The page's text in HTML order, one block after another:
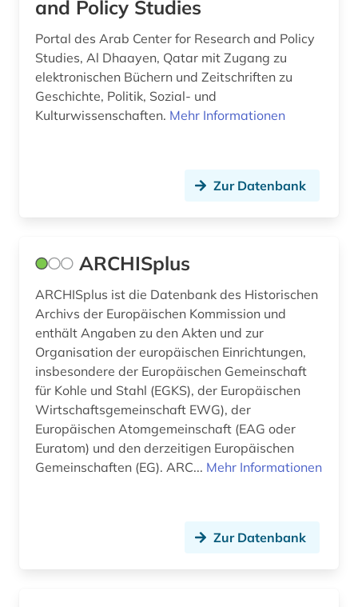
literatur 1543-1945 (1)
literaturwissenschaft (2)
luhansk (1)
ländervergleich (1)
makrosoziologie (1)
marktdaten (1)
marx (1)
mecklenburg-vorpommern (1)
medienwissenschaft (1)
medizin (1)
mena-staaten (1)
and Policy Studies
Portal des Arab Center for Research and Policy
Studies, Al Dhaayen, Qatar mit Zugang zu
elektronischen Büchern und Zeitschriften zu
Geschichte, Politik, Sozial- und
Kulturwissenschaften. Mehr Informationen
Zur Datenbank
ARCHISplus
ARCHISplus ist die Datenbank des Historischen
Archivs der Europäischen Kommission und
enthält Angaben zu den Akten und zur
Organisation der europäischen Einrichtungen,
insbesondere der Europäischen Gemeinschaft
für Kohle und Stahl (EGKS), der Europäischen
Wirtschaftsgemeinschaft EWG), der
Europäischen Atomgemeinschaft (EAG oder
Euratom) und den derzeitigen Europäischen
Gemeinschaften (EG). ARC... Mehr Informationen
Zur Datenbank